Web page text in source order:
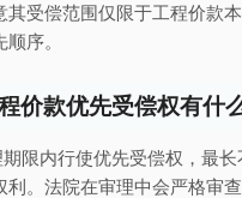
其受偿范围仅限于工程价款
序。
价款优先受偿权有什
限内行使优先受偿权，最
利。法院在审理中会严格审